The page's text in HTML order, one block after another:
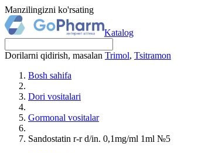
Manzilingizni ko'rsating
Katalog
Dorilarni qidirish, masalan Trimol, Tsitramon
Bosh sahifa
Dori vositalari
Gormonal vositalar
Sandostatin r-r d/in. 0,1mg/ml 1ml №5